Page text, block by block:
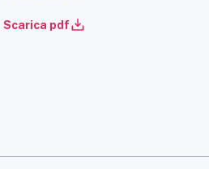
Scarica pdf